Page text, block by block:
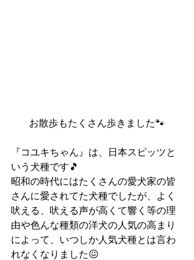
お散歩もたくさん歩きました🐾
『コユキちゃん』は、日本スピッツと
いう犬種です🎵
昭和の時代にはたくさんの愛犬家の皆
さんに愛されてた犬種でしたが、よく
吠える、吠える声が高くて響く等の理
由や色んな種類の洋犬の人気の高まり
によって、いつしか人気犬種とは言わ
れなくなりました😖